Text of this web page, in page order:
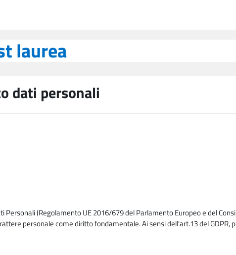
laurea
dati personali
(Regolamento UE 2016/679 del Parlamento Europeo e del
personale come diritto fondamentale. Ai sensi dell'art.13 del